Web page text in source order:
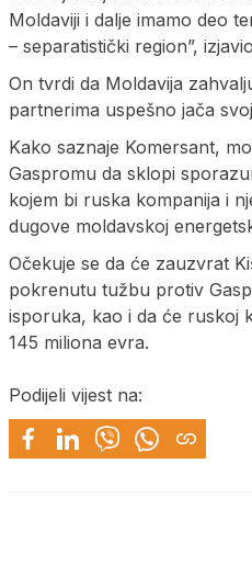
Moldaviji i dalje imamo deo
– separatistički region”,
On tvrdi da Moldavija
partnerima uspešno jača
Kako saznaje Komersant,
Gaspromu da sklopi
kojem bi ruska kompanija i
dugove moldavskoj
Očekuje se da će zauzvrat
pokrenutu tužbu protiv
isporuka, kao i da će ruskoj
145 miliona evra.
Podijeli vijest na: